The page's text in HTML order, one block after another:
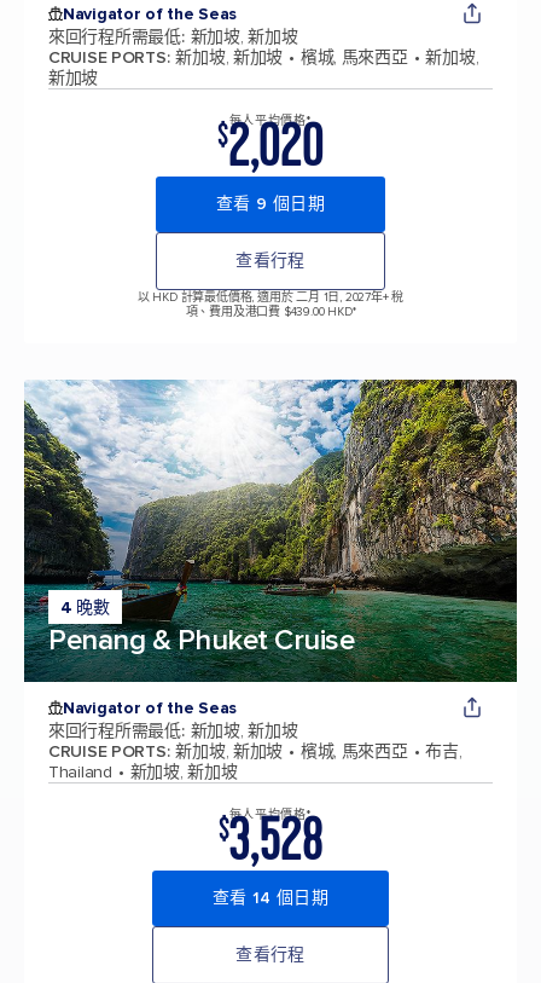
Navigator of the Seas
來回行程所需最低: 新加坡, 新加坡
CRUISE PORTS: 新加坡, 新加坡 檳城, 馬來西亞
新加坡,
新加坡
每人平均價格*
$2,020
查看 9 個日期
查看行程
以 HKD 計算最低價格, 適用於 二月 1日, 2027年+ 稅
項、費用及港口費 $439.00 HKD*
4 晚數
Penang & Phuket Cruise
Navigator of the Seas
來回行程所需最低: 新加坡, 新加坡
CRUISE PORTS: 新加坡, 新加坡 檳城, 馬來西亞
布吉,
Thailand
新加坡, 新加坡
每人平均價格*
$3,528
查看 14 個日期
查看行程